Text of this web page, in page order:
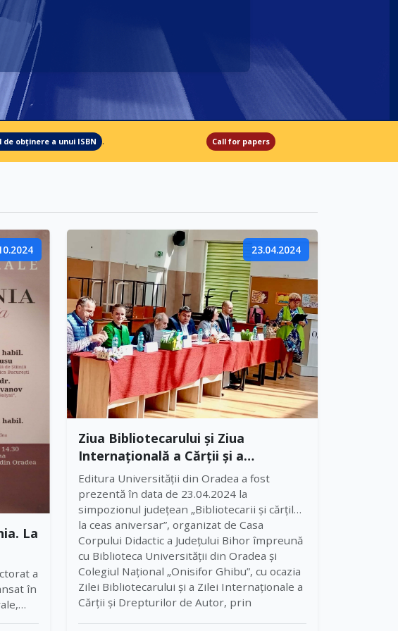
Formular ISBN
obținere a unui ISBN . Call for papers
La
a
în
23.04.2024
Ziua Bibliotecarului și Ziua
Internațională a Cărții și a
Dreptului de Autor
Editura Universității din Oradea a fost
prezentă în data de 23.04.2024 la
simpozionul județean „Bibliotecarii și cărțile
la ceas aniversar”, organizat de Casa
Corpului Didactic a Județului Bihor împreună
cu Biblioteca Universității din Oradea și
Colegiul Național „Onisifor Ghibu”, cu ocazia
Zilei Bibliotecarului și a Zilei Internaționale a
Cărții și Drepturilor de Autor, prin